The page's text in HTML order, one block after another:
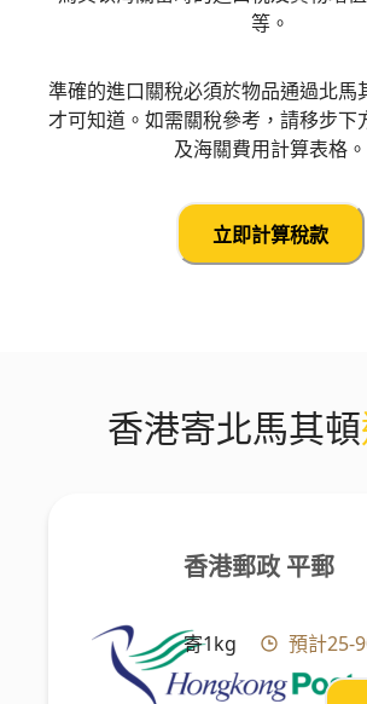
等。
準確的進口關稅必須於物品通過北馬
才可知道。如需關稅參考，請移步下
及海關費用計算表格。
立即計算稅款
香港寄北馬其頓
香港郵政 平郵
寄1kg 預計25-